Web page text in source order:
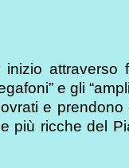
inizio attraverso
e gli
e prendono
più ricche del